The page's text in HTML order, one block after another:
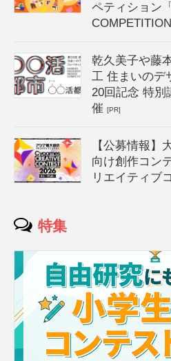
ペティション
乾久美子や藤
工 住まいのデ
20回記念 特別
催[PR]
【公募情報】
向け創作コン
リエイティブ
特集